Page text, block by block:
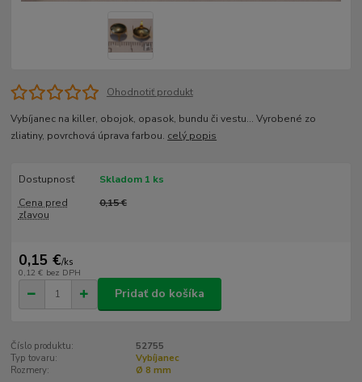
Ohodnotiť produkt
Vybíjanec na killer, obojok, opasok, bundu či vestu... Vyrobené zo
zliatiny, povrchová úprava farbou. celý popis
Dostupnosť
Skladom 1 ks
Cena pred
zľavou
0,15 €
0,15 €/ks
0,12 € bez DPH
Pridať do košíka
Číslo produktu:
52755
Typ tovaru:
Vybíjanec
Rozmery:
Ø 8 mm